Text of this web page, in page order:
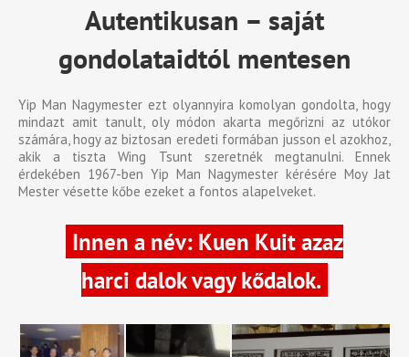
Autentikusan – saját
gondolataidtól mentesen
Yip Man Nagymester ezt olyannyira komolyan gondolta, hogy
mindazt amit tanult, oly módon akarta megőrizni az utókor
számára, hogy az biztosan eredeti formában jusson el azokhoz,
akik a tiszta Wing Tsunt szeretnék megtanulni. Ennek
érdekében 1967-ben Yip Man Nagymester kérésére Moy Jat
Mester vésette kőbe ezeket a fontos alapelveket.
Innen a név: Kuen Kuit azaz
harci dalok vagy kődalok.